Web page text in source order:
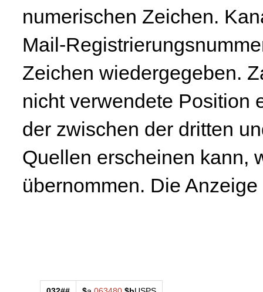
numerischen Zeichen.
Mail-
Zeichen wiedergegeben.
nicht verwendete Position
der zwischen der dritten
Quellen erscheinen kann,
übernommen. Die